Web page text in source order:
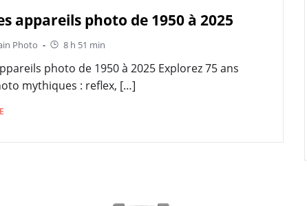
appareils photo de 1950 à 2025
Photo - 8 h 51 min
photo de 1950 à 2025 Explorez 75 ans
mythiques : reflex, […]